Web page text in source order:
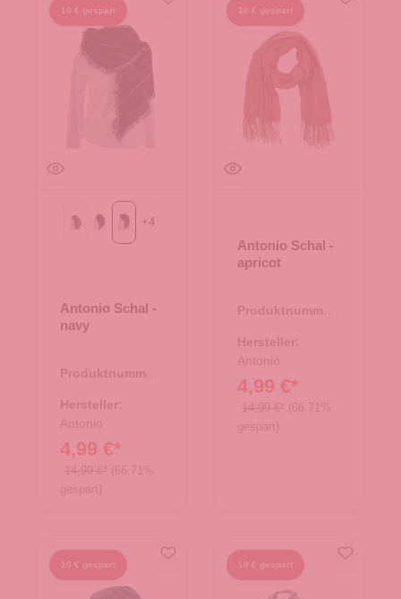
10 € gespart
Rosablau navy
+4
Antonio Schal -
navy
Produktnummer:
Hersteller:
Antonio
4,99 €*
14,99 €* (66.71%
gespart)
10 € gespart
Antonio Schal -
apricot
Produktnummer:
Hersteller:
Antonio
4,99 €*
14,99 €* (66.71%
gespart)
10 € gespart 10 € gespart